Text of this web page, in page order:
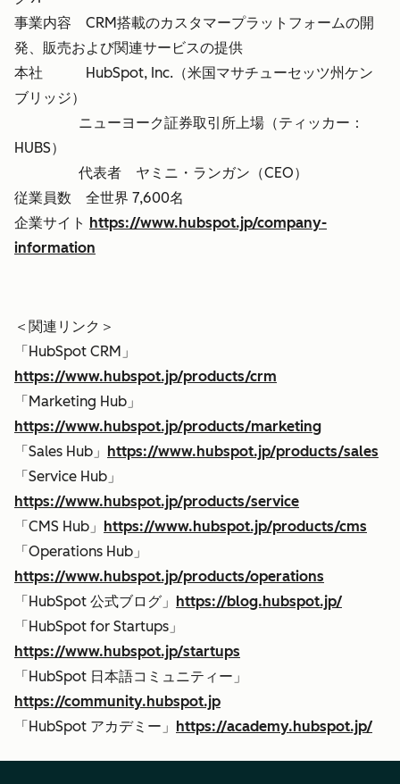
事業内容 CRM搭載のカスタマープラットフォームの開
発、販売および関連サービスの提供
本社 HubSpot, Inc.（米国マサチューセッツ州ケン
ブリッジ）
ニューヨーク証券取引所上場（ティッカー：
HUBS）
代表者 ヤミニ・ランガン（CEO）
従業員数 全世界 7,600名
企業サイト https://www.hubspot.jp/company-
information
＜関連リンク＞
「HubSpot CRM」
https://www.hubspot.jp/products/crm
「Marketing Hub」
https://www.hubspot.jp/products/marketing
「Sales Hub」 https://www.hubspot.jp/products/sales
「Service Hub」
https://www.hubspot.jp/products/service
「CMS Hub」 https://www.hubspot.jp/products/cms
「Operations Hub」
https://www.hubspot.jp/products/operations
「HubSpot 公式ブログ」 https://blog.hubspot.jp/
「HubSpot for Startups」
https://www.hubspot.jp/startups
「HubSpot 日本語コミュニティー」
https://community.hubspot.jp
「HubSpot アカデミー」 https://academy.hubspot.jp/